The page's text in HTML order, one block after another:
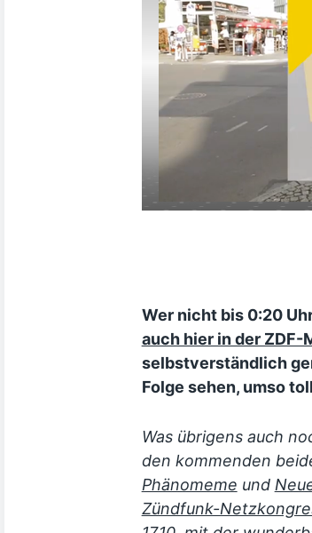
Wer nicht bis 0:20
auch hier in der ZDF-
selbstverständlich
Folge sehen, umso
Was übrigens auch
den kommenden
Phänomeme und
Zündfunk-